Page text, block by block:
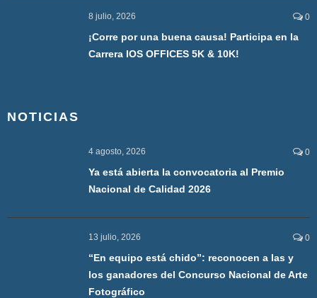
8 julio, 2026 0
¡Corre por una buena causa! Participa en la
Carrera IOS OFFICES 5K & 10K!
NOTICIAS
4 agosto, 2026 0
Ya está abierta la convocatoria al Premio
Nacional de Calidad 2026
13 julio, 2026 0
“En equipo está chido”: reconocen a las y
los ganadores del Concurso Nacional de Arte
Fotográfico